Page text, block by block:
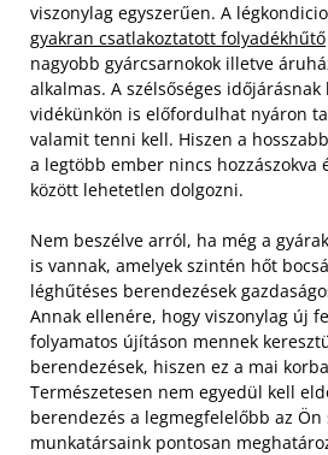
viszonylag egyszerűen. A
gyakran csatlakoztatott folyadékhűtő
nagyobb gyárcsarnokok illetve
alkalmas. A szélsőséges
vidékünkön is előfordulhat nyáron
valamit tenni kell. Hiszen a
a legtöbb ember nincs hozzászokva
között lehetetlen dolgozni.
Nem beszélve arról, ha még a
is vannak, amelyek szintén hőt
léghűtéses berendezések
Annak ellenére, hogy viszonylag új
folyamatos újításon mennek
berendezések, hiszen ez a mai
Természetesen nem egyedül kell
berendezés a legmegfelelőbb az Ön
munkatársaink pontosan